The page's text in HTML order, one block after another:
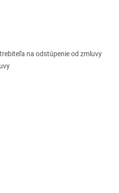
na odstúpenie od zmluvy